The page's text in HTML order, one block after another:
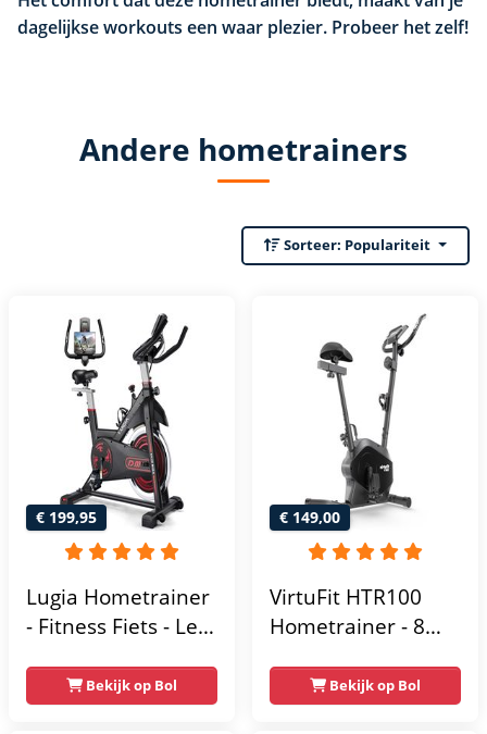
dagelijkse workouts een waar plezier. Probeer het zelf!
Andere hometrainers
Sorteer: Populariteit
€ 199,95
Lugia Hometrainer
- Fitness Fiets - Led
Verstelbaar Zadel -
0-100% weerstand
Bekijk op Bol
€ 149,00
VirtuFit HTR100
Hometrainer - 8
Weerstandniveau's
- Verstelbaar zadel
Bekijk op Bol